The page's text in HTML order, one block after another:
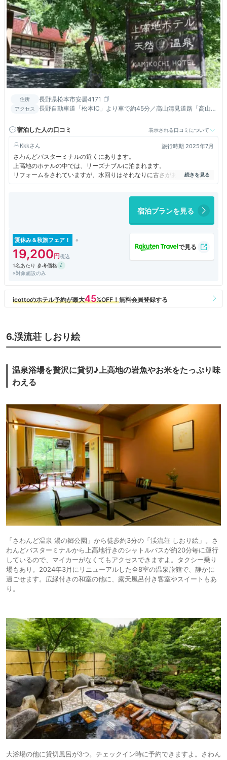
住所 長野県松本市安曇4171
アクセス
長野自動車道「松本IC」より車で約45分／高山清見道路「高山
徒歩約3分
宿泊した人の口コミ 表示される口コミについて
Kkk 旅行時期 2025年7月
さわんどバスターミナルの近くにあります。
上高地のホテルの中では、リーズナブルに泊まれます。
リフォームをされていますが、水回りはそれなりに古さがあります。
夕食、朝食とも美味しくいただきました。
宿泊プランを見る
夏休み＆秋旅フェア！
19,200
1名あたり 参考価格
※対象施設のみ
6.渓流荘 しおり絵
温泉浴場を贅沢に貸切♪上高地の岩魚やお米をたっぷり味
わえる
「さわんど温泉 湯の郷公園」から徒歩約3分の「渓流荘 しおり絵」。さ
わんどバスターミナルから上高地行きのシャトルバスが約20分毎に運行
しているので、マイカーがなくてもアクセスできますよ。タクシー乗り
場もあり。2024年3月にリニューアルした全8室の温泉旅館で、静かに
過ごせます。広縁付きの和室の他に、露天風呂付き客室やスイートもあ
り。
大浴場の他に貸切風呂が3つ。チェックイン時に予約できますよ。さわん